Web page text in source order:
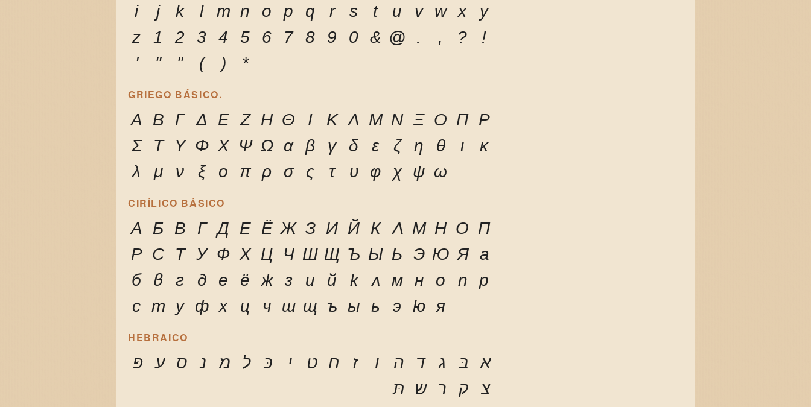
i
j k l m n o p q r s t u v w x
y
z
1 2 3 4 5 6 7 8 9 0 & @ . , ?
!
'
" " ( ) *
GRIEGO BÁSICO.
Α Β Γ Δ Ε Ζ Η Θ Ι Κ Λ Μ Ν Ξ Ο Π Ρ
Σ
Τ Υ Φ Χ Ψ Ω α β γ δ ε ζ η θ ι
κ
λ
μ ν ξ ο π ρ σ ς τ υ φ χ ψ ω
CIRÍLICO BÁSICO
А Б В Г Д Е Ё Ж З И Й К Л М Н О П
Р С Т У Ф Х Ц Ч Ш Щ Ъ Ы Ь Э Ю Я а
б
в г д е ё ж з и й к л м н о п
р
с т у ф х ц ч ш щ ъ ы ь э ю я
HEBRAICO
א בּ ג ד ה ו ז ח ט י כּ ל מ נ ס ע פּ
צ
ק ר ש תּ